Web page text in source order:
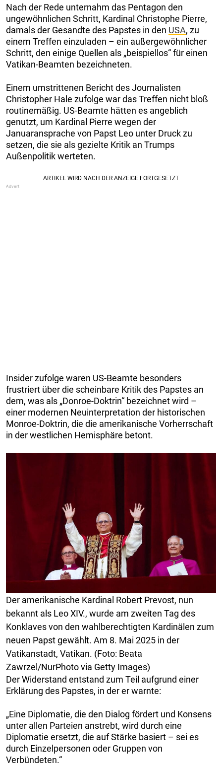
Nach der Rede unternahm das Pentagon den
ungewöhnlichen Schritt, Kardinal Christophe Pierre,
damals der Gesandte des Papstes in den USA, zu
einem Treffen einzuladen – ein außergewöhnlicher
Schritt, den einige Quellen als „beispiellos“ für einen
Vatikan-Beamten bezeichneten.
Einem umstrittenen Bericht des Journalisten
Christopher Hale zufolge war das Treffen nicht bloß
routinemäßig. US-Beamte hätten es angeblich
genutzt, um Kardinal Pierre wegen der
Januaransprache von Papst Leo unter Druck zu
setzen, die sie als gezielte Kritik an Trumps
Außenpolitik werteten.
Insider zufolge waren US-Beamte besonders
frustriert über die scheinbare Kritik des Papstes an
dem, was als „Donroe-Doktrin“ bezeichnet wird –
einer modernen Neuinterpretation der historischen
Monroe-Doktrin, die die amerikanische Vorherrschaft
in der westlichen Hemisphäre betont.
Der amerikanische Kardinal Robert Prevost, nun
bekannt als Leo XIV., wurde am zweiten Tag des
Konklaves von den wahlberechtigten Kardinälen zum
neuen Papst gewählt. Am 8. Mai 2025 in der
Vatikanstadt, Vatikan. (Foto: Beata
Zawrzel/NurPhoto via Getty Images)
Der Widerstand entstand zum Teil aufgrund einer
Erklärung des Papstes, in der er warnte:
„Eine Diplomatie, die den Dialog fördert und Konsens
unter allen Parteien anstrebt, wird durch eine
Diplomatie ersetzt, die auf Stärke basiert – sei es
durch Einzelpersonen oder Gruppen von
Verbündeten.“